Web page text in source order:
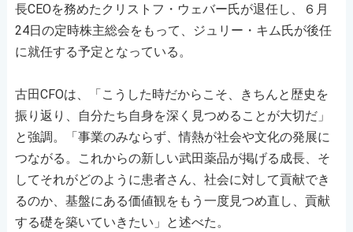
長CEOを務めたクリストフ・ウェバー氏が退任し、６月
24日の定時株主総会をもって、ジュリー・キム氏が後任
に就任する予定となっている。
古田CFOは、「こうした時だからこそ、きちんと歴史を
振り返り、自分たち自身を深く見つめることが大切だ」
と強調。「事業のみならず、情熱が社会や文化の発展に
つながる。これからの新しい武田薬品が掲げる成長、そ
してそれがどのように患者さん、社会に対して貢献でき
るのか、基盤にある価値観をもう一度見つめ直し、貢献
する礎を築いていきたい」と述べた。